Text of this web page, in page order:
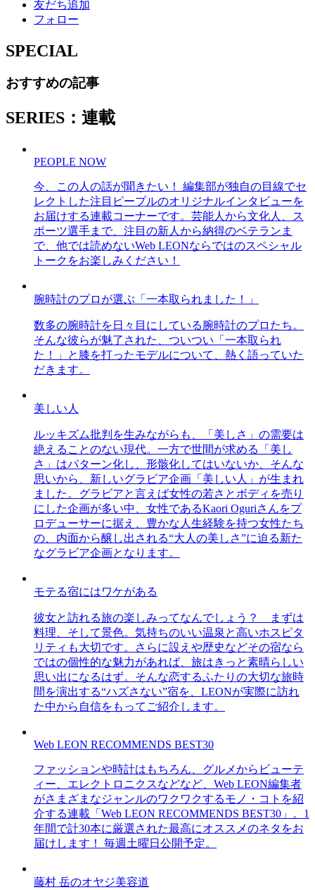
友だち追加
フォロー
SPECIAL
おすすめの記事
SERIES：連載
PEOPLE NOW
今、この人の話が聞きたい！ 編集部が独自の目線でセ
レクトした注目ピープルのオリジナルインタビューを
お届けする連載コーナーです。芸能人から文化人、ス
ポーツ選手まで、注目の新人から納得のベテランま
で、他では読めないWeb LEONならではのスペシャル
トークをお楽しみください！
腕時計のプロが選ぶ「一本取られました！」
数多の腕時計を日々目にしている腕時計のプロたち。
そんな彼らが魅了された、ついつい「一本取られ
た！」と膝を打ったモデルについて、熱く語っていた
だきます。
美しい人
ルッキズム批判を生みながらも、「美しさ」の需要は
絶えることのない現代。一方で世間が求める「美し
さ」はパターン化し、形骸化してはいないか、そんな
思いから、新しいグラビア企画「美しい人」が生まれ
ました。グラビアと言えば女性の若さとボディを売り
にした企画が多い中、女性であるKaori Oguriさんをプ
ロデューサーに据え、豊かな人生経験を持つ女性たち
の、内面から醸し出される“大人の美しさ”に迫る新た
なグラビア企画となります。
モテる宿にはワケがある
彼女と訪れる旅の楽しみってなんでしょう？ まずは
料理、そして景色。気持ちのいい温泉と高いホスピタ
リティも大切です。さらに設えや歴史などその宿なら
ではの個性的な魅力があれば、旅はきっと素晴らしい
思い出になるはず。そんな恋するふたりの大切な旅時
間を演出する“ハズさない”宿を、LEONが実際に訪れ
た中から自信をもってご紹介します。
Web LEON RECOMMENDS BEST30
ファッションや時計はもちろん、グルメからビューテ
ィー、エレクトロニクスなどなど、Web LEON編集者
がさまざまなジャンルのワクワクするモノ・コトを紹
介する連載「Web LEON RECOMMENDS BEST30」。1
年間で計30本に厳選された最高にオススメのネタをお
届けします！ 毎週土曜日公開予定。
藤村 岳のオヤジ美容道